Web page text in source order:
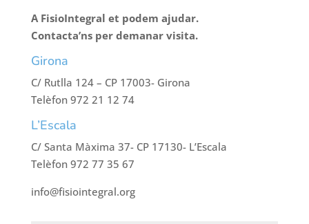
A FisioIntegral et podem ajudar.
Contacta’ns per demanar visita.
Girona
C/ Rutlla 124 – CP 17003- Girona
Telèfon 972 21 12 74
L’Escala
C/ Santa Màxima 37- CP 17130- L’Escala
Telèfon 972 77 35 67
info@fisiointegral.org